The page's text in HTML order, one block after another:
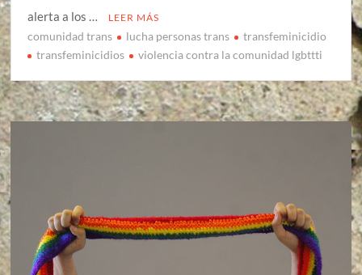
alerta a los …
LEER MÁS
comunidad trans lucha personas trans
transfeminicidio
transfeminicidios
violencia contra la comunidad lgbttti